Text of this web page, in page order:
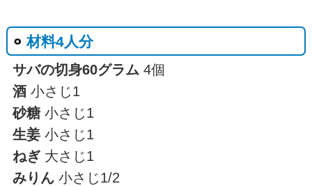
材料4人分
サバの切身60グラム 4個
酒小さじ1
砂糖小さじ1
生姜小さじ1
ねぎ大さじ1
みりん小さじ1/2